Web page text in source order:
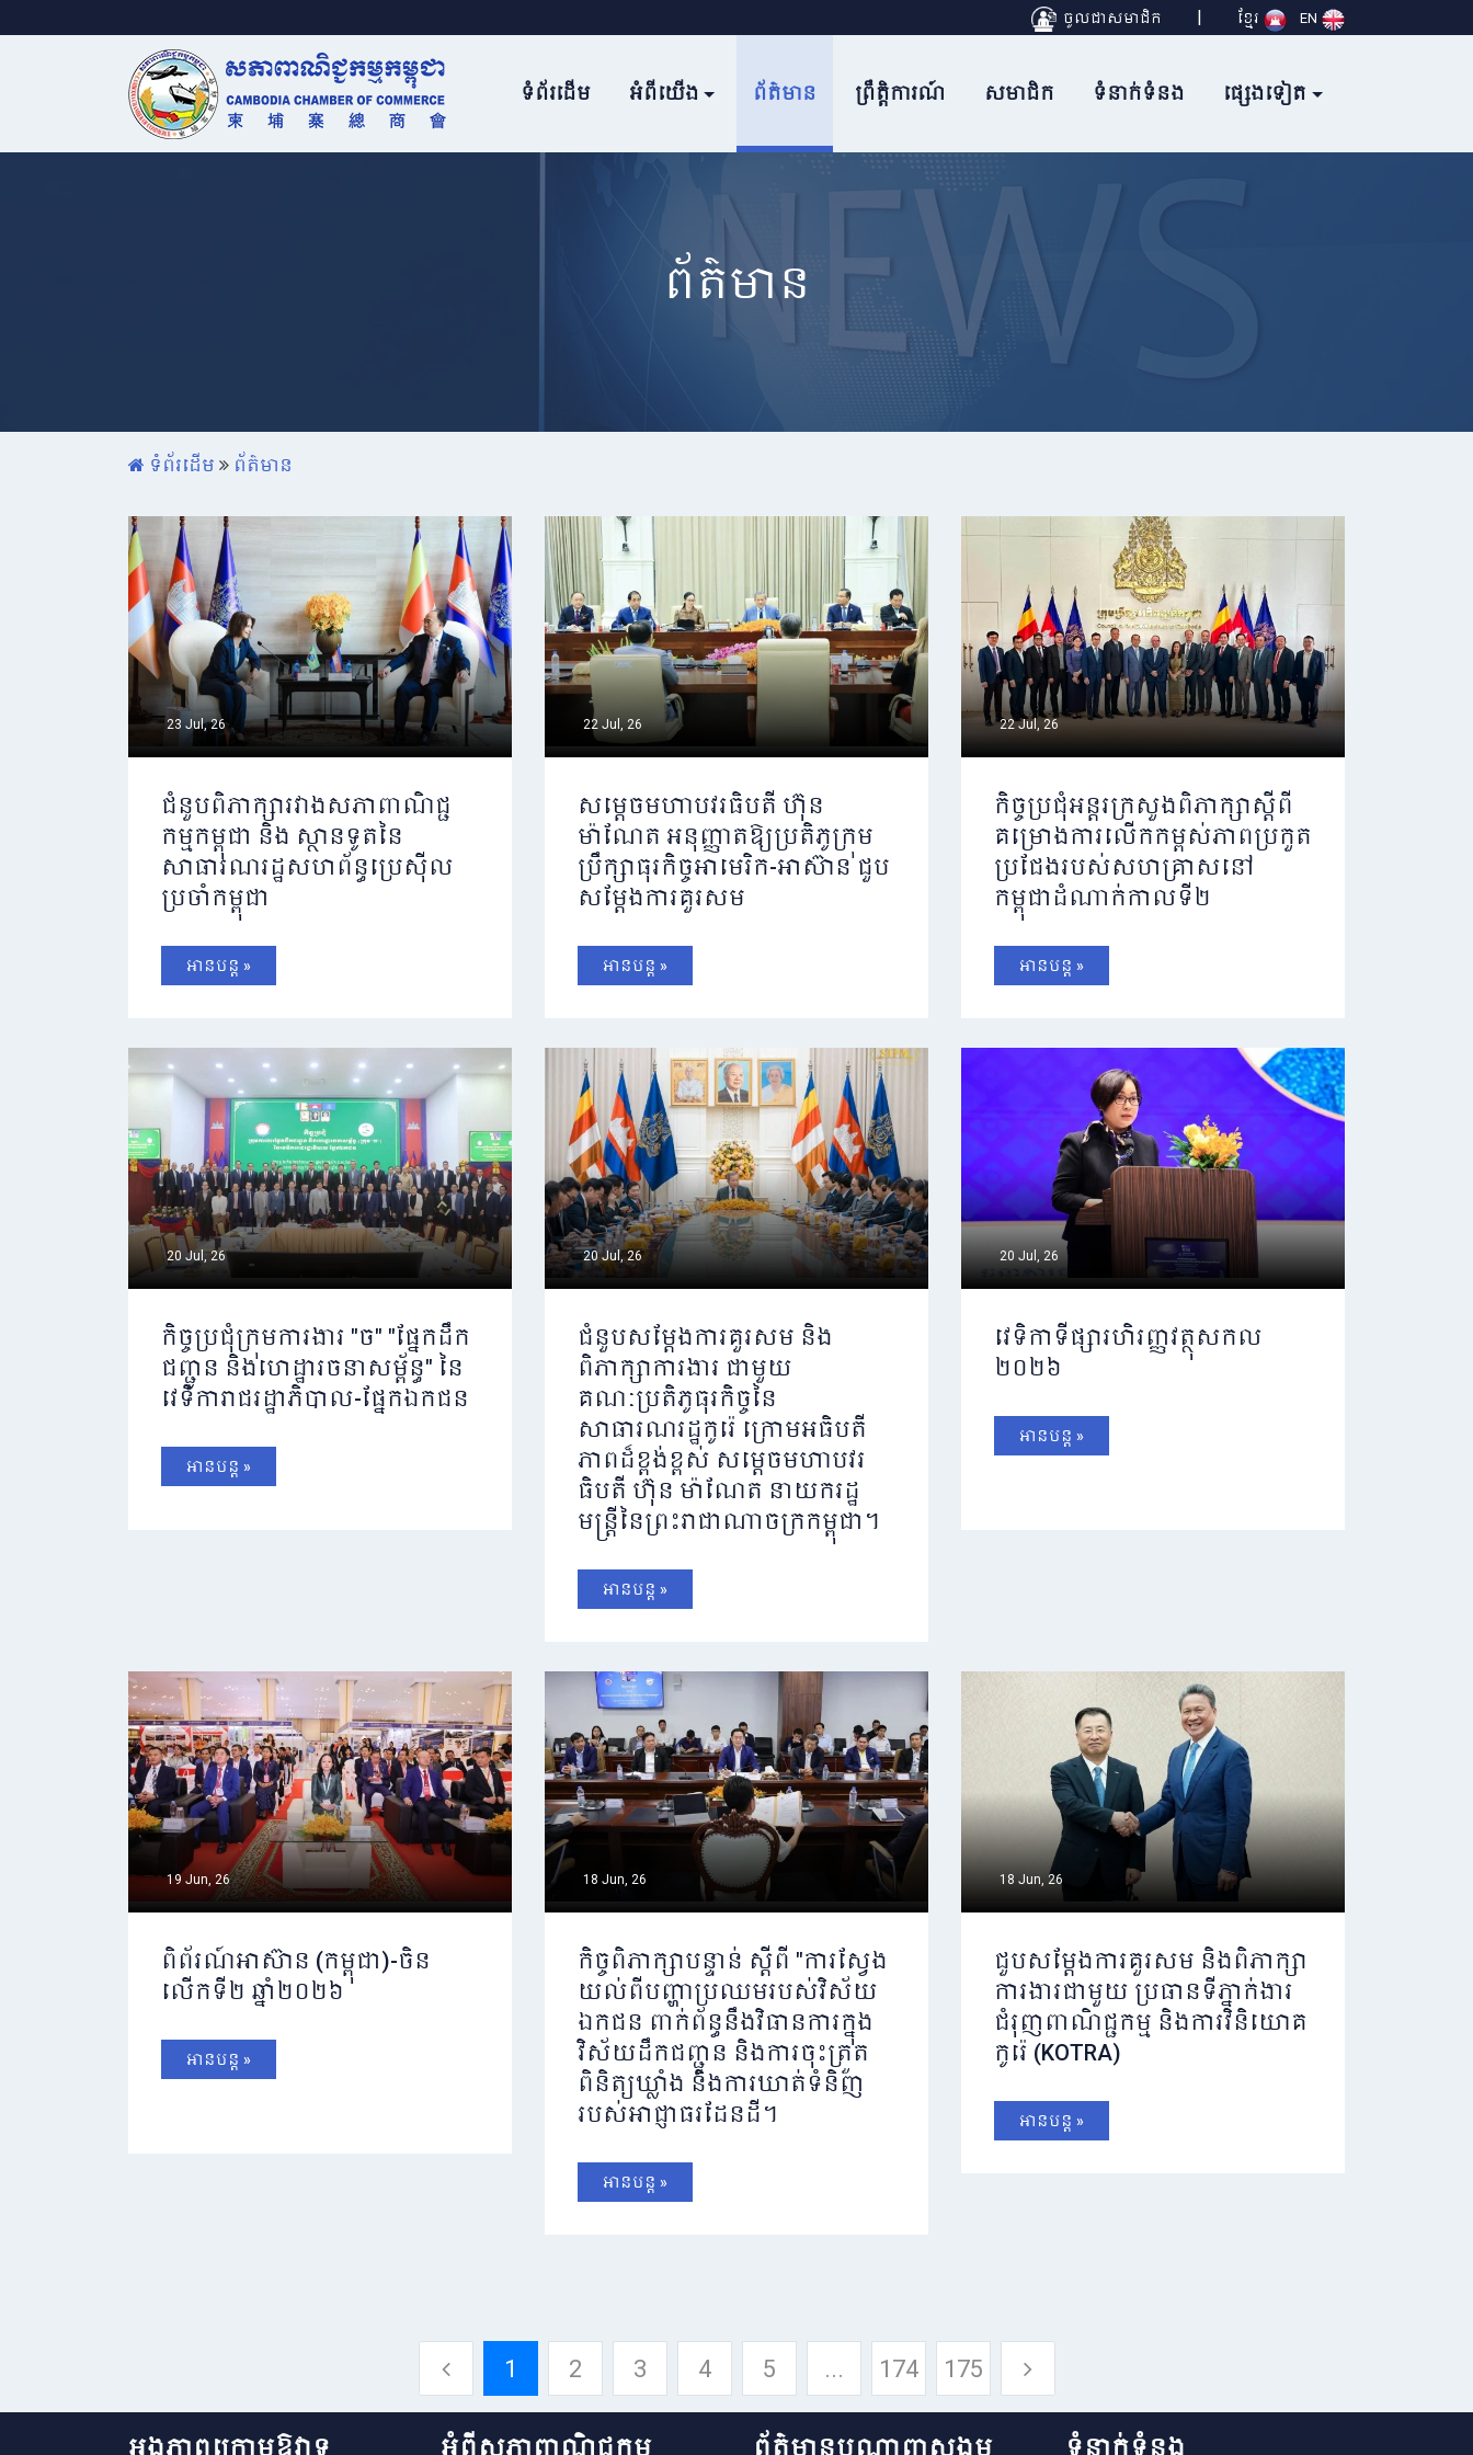
ចូលជាសមាជិក | ខ្មែរ EN
ទំព័រដើម អំពីយើង ព័ត៌មាន ព្រឹត្តិការណ៍ សមាជិក ទំនាក់ទំនង ផ្សេងទៀត
ព័ត៌មាន
ទំព័រដើម ព័ត៌មាន
23 Jul, 26
ជំនួបពិភាក្សារវាងសភាពាណិជ្ជ
កម្មកម្ពុជា និង ស្ថានទូតនៃ
សាធារណរដ្ឋសហព័ន្ធប្រេស៊ីល
ប្រចាំកម្ពុជា
អានបន្ត »
22 Jul, 26
សម្តេចមហាបវរធិបតី ហ៊ុន
ម៉ាណែត អនុញ្ញាតឱ្យប្រតិភូក្រុម
ប្រឹក្សាធុរកិច្ចអាមេរិក-អាស៊ាន ជួប
សម្តែងការគួរសម
អានបន្ត »
22 Jul, 26
កិច្ចប្រជុំអន្តរក្រសួងពិភាក្សាស្តីពី
គម្រោងការលើកកម្ពស់ភាពប្រកួត
ប្រជែងរបស់សហគ្រាសនៅ
កម្ពុជាដំណាក់កាលទី២
អានបន្ត »
20 Jul, 26
កិច្ចប្រជុំក្រុមការងារ "ច" "ផ្នែកដឹក
ជញ្ជូន និងហេដ្ឋារចនាសម្ព័ន្ធ" នៃ
វេទិការាជរដ្ឋាភិបាល-ផ្នែកឯកជន
អានបន្ត »
20 Jul, 26
ជំនួបសម្តែងការគួរសម និង
ពិភាក្សាការងារ ជាមួយ
គណៈប្រតិភូធុរកិច្ចនៃ
សាធារណរដ្ឋកូរ៉េ ក្រោមអធិបតី
ភាពដ៏ខ្ពង់ខ្ពស់ សម្តេចមហាបវរ
ធិបតី ហ៊ុន ម៉ាណែត នាយករដ្ឋ
មន្ត្រីនៃព្រះរាជាណាចក្រកម្ពុជា។
អានបន្ត »
20 Jul, 26
វេទិកាទីផ្សារហិរញ្ញវត្ថុសកល
២០២៦
អានបន្ត »
19 Jun, 26
ពិព័រណ៍អាស៊ាន (កម្ពុជា)-ចិន
លើកទី២ ឆ្នាំ២០២៦
អានបន្ត »
18 Jun, 26
កិច្ចពិភាក្សាបន្ទាន់ ស្តីពី "ការស្វែង
យល់ពីបញ្ហាប្រឈមរបស់វិស័យ
ឯកជន ពាក់ព័ន្ធនឹងវិធានការក្នុង
វិស័យដឹកជញ្ជូន និងការចុះត្រួត
ពិនិត្យឃ្លាំង និងការឃាត់ទំនិញ
របស់អាជ្ញាធរដែនដី។
អានបន្ត »
18 Jun, 26
ជួបសម្តែងការគួរសម និងពិភាក្សា
ការងារជាមួយ ប្រធានទីភ្នាក់ងារ
ជំរុញពាណិជ្ជកម្ម និងការវិនិយោគ
កូរ៉េ (KOTRA)
អានបន្ត »
1 2 3 4 5 ... 174 175
អង្គភាពក្រោមឱវាទ អំពីសភាពាណិជ្ជកម្ម ព័ត៌មានបណ្តាញសង្គម ទំនាក់ទំនង